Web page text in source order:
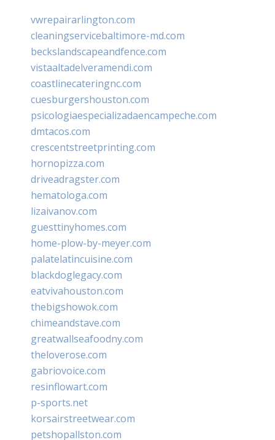
vwrepairarlington.com
cleaningservicebaltimore-md.com
beckslandscapeandfence.com
vistaaltadelveramendi.com
coastlinecateringnc.com
cuesburgershouston.com
psicologiaespecializadaencampeche.com
dmtacos.com
crescentstreetprinting.com
hornopizza.com
driveadragster.com
hematologa.com
lizaivanov.com
guesttinyhomes.com
home-plow-by-meyer.com
palatelatincuisine.com
blackdoglegacy.com
eatvivahouston.com
thebigshowok.com
chimeandstave.com
greatwallseafoodny.com
theloverose.com
gabriovoice.com
resinflowart.com
p-sports.net
korsairstreetwear.com
petshopallston.com